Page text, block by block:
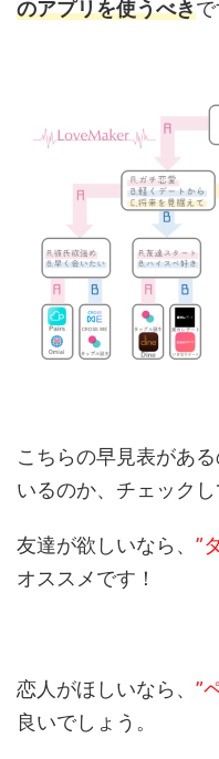
のアプリを使うべきで
こちらの早見表があ
いるのか、チェック
友達が欲しいなら、 ”
オススメです！
恋人がほしいなら、 ”
良いでしょう。